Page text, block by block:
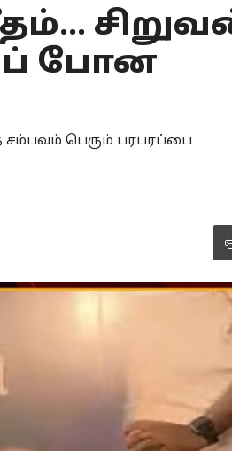
போன
பெரும் பரபரப்பை